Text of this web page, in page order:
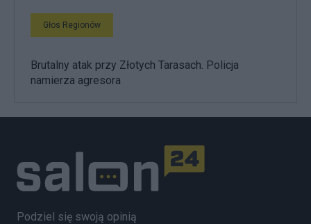
Głos Regionów
Brutalny atak przy Złotych Tarasach. Policja
namierza agresora
Podziel się swoją opinią